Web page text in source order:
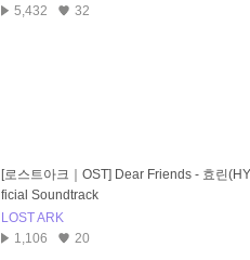
5,432
32
[로스트아크｜OST] Dear Friends - 효린
ficial Soundtrack
LOST ARK
1,106
20